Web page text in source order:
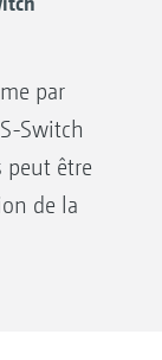
par
Switch
peut être
de la